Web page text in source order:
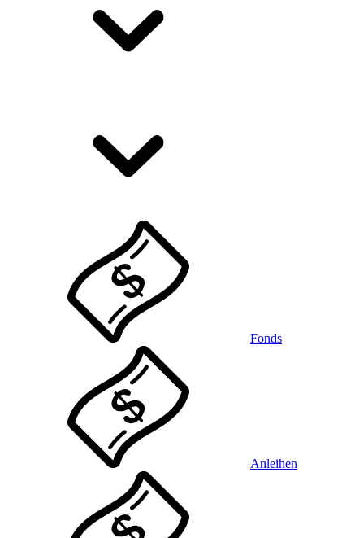
Fonds
Anleihen